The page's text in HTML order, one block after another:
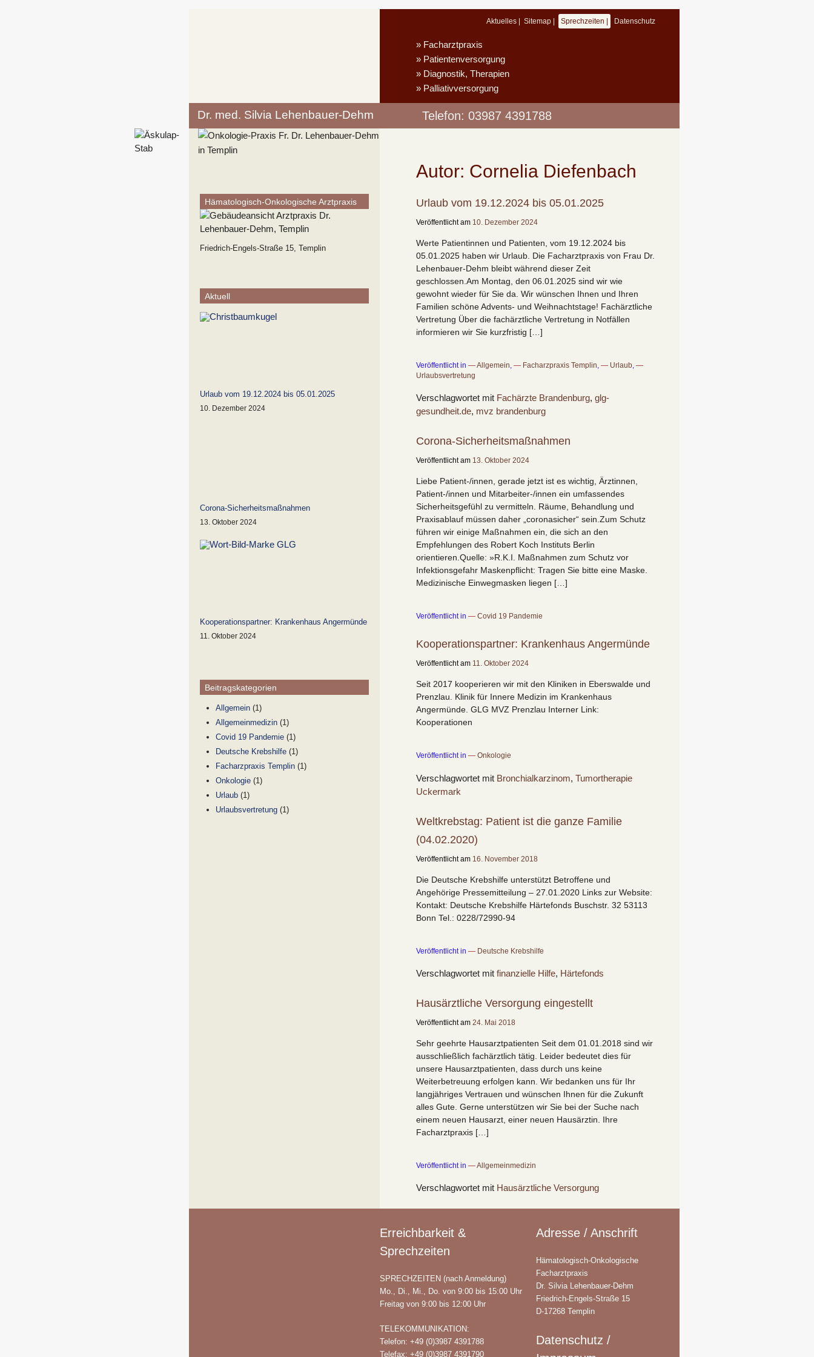
Aktuelles Sitemap Sprechzeiten Datenschutz
Facharztpraxis
Patientenversorgung
Diagnostik, Therapien
Palliativversorgung
Telefon: 03987 4391788
Dr. med. Silvia Lehenbauer-Dehm
Autor: Cornelia Diefenbach
Urlaub vom 19.12.2024 bis 05.01.2025
Veröffentlicht am 10. Dezember 2024
Werte Patientinnen und Patienten, vom 19.12.2024 bis
05.01.2025 haben wir Urlaub. Die Facharztpraxis von Frau Dr.
Lehenbauer-Dehm bleibt während dieser Zeit
geschlossen.Am Montag, den 06.01.2025 sind wir wie
gewohnt wieder für Sie da. Wir wünschen Ihnen und Ihren
Familien schöne Advents- und Weihnachtstage! Fachärztliche
Vertretung Über die fachärztliche Vertretung in Notfällen
informieren wir Sie kurzfristig […]
Veröffentlicht in Allgemein Facharzpraxis Templin Urlaub
Urlaubsvertretung
Verschlagwortet mit Fachärzte Brandenburg, glg-
gesundheit.de, mvz brandenburg
Corona-Sicherheitsmaßnahmen
Veröffentlicht am 13. Oktober 2024
Liebe Patient-/innen, gerade jetzt ist es wichtig, Ärztinnen,
Patient-/innen und Mitarbeiter-/innen ein umfassendes
Sicherheitsgefühl zu vermitteln. Räume, Behandlung und
Praxisablauf müssen daher „coronasicher“ sein.Zum Schutz
führen wir einige Maßnahmen ein, die sich an den
Empfehlungen des Robert Koch Instituts Berlin
orientieren.Quelle: »R.K.I. Maßnahmen zum Schutz vor
Infektionsgefahr Maskenpflicht: Tragen Sie bitte eine Maske.
Medizinische Einwegmasken liegen […]
Veröffentlicht in Covid 19 Pandemie
Kooperationspartner: Krankenhaus Angermünde
Veröffentlicht am 11. Oktober 2024
Seit 2017 kooperieren wir mit den Kliniken in Eberswalde und
Prenzlau. Klinik für Innere Medizin im Krankenhaus
Angermünde. GLG MVZ Prenzlau Interner Link:
Kooperationen
Veröffentlicht in Onkologie
Verschlagwortet mit Bronchialkarzinom, Tumortherapie
Uckermark
Weltkrebstag: Patient ist die ganze Familie
(04.02.2020)
Veröffentlicht am 16. November 2018
Die Deutsche Krebshilfe unterstützt Betroffene und
Angehörige Pressemitteilung – 27.01.2020 Links zur Website:
Kontakt: Deutsche Krebshilfe Härtefonds Buschstr. 32 53113
Bonn Tel.: 0228/72990-94
Veröffentlicht in Deutsche Krebshilfe
Verschlagwortet mit finanzielle Hilfe, Härtefonds
Hausärztliche Versorgung eingestellt
Veröffentlicht am 24. Mai 2018
Sehr geehrte Hausarztpatienten Seit dem 01.01.2018 sind wir
ausschließlich fachärztlich tätig. Leider bedeutet dies für
unsere Hausarztpatienten, dass durch uns keine
Weiterbetreuung erfolgen kann. Wir bedanken uns für Ihr
langjähriges Vertrauen und wünschen Ihnen für die Zukunft
alles Gute. Gerne unterstützen wir Sie bei der Suche nach
einem neuen Hausarzt, einer neuen Hausärztin. Ihre
Facharztpraxis […]
Veröffentlicht in Allgemeinmedizin
Verschlagwortet mit Hausärztliche Versorgung
Hämatologisch-Onkologische Arztpraxis
Friedrich-Engels-Straße 15, Templin
Aktuell
Urlaub vom 19.12.2024 bis 05.01.2025
10. Dezember 2024
Corona-Sicherheitsmaßnahmen
13. Oktober 2024
Kooperationspartner: Krankenhaus Angermünde
11. Oktober 2024
Beitragskategorien
Allgemein(1)
Allgemeinmedizin(1)
Covid 19 Pandemie(1)
Deutsche Krebshilfe(1)
Facharzpraxis Templin(1)
Onkologie(1)
Urlaub(1)
Urlaubsvertretung(1)
Erreichbarkeit &
Sprechzeiten
SPRECHZEITEN (nach Anmeldung)
Mo., Di., Mi., Do. von 9:00 bis 15:00 Uhr
Freitag von 9:00 bis 12:00 Uhr
TELEKOMMUNIKATION:
Telefon: +49 (0)3987 4391788
Telefax: +49 (0)3987 4391790
Adresse / Anschrift
Hämatologisch-Onkologische
Facharztpraxis
Dr. Silvia Lehenbauer-Dehm
Friedrich-Engels-Straße 15
D-17268 Templin
Datenschutz /